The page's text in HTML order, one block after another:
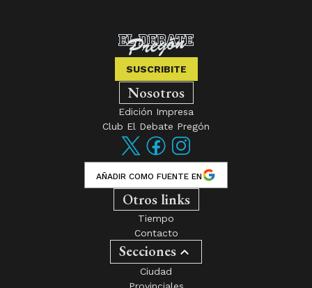
SUSCRIBITE
Nosotros
Edición Impresa
Club El Debate Pregón
AÑADIR COMO FUENTE EN
Otros links
Tiempo
Contacto
Secciones
Ciudad